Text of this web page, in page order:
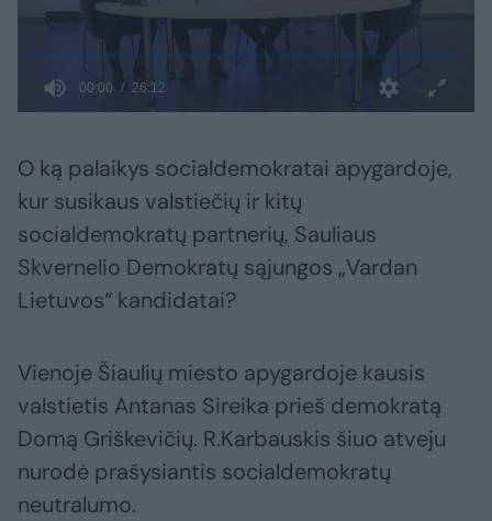
O ką palaikys socialdemokratai apygardoje,
kur susikaus valstiečių ir kitų
socialdemokratų partnerių, Sauliaus
Skvernelio Demokratų sąjungos „Vardan
Lietuvos“ kandidatai?
Vienoje Šiaulių miesto apygardoje kausis
valstietis Antanas Sireika prieš demokratą
Domą Griškevičių. R.Karbauskis šiuo atveju
nurodė prašysiantis socialdemokratų
neutralumo.